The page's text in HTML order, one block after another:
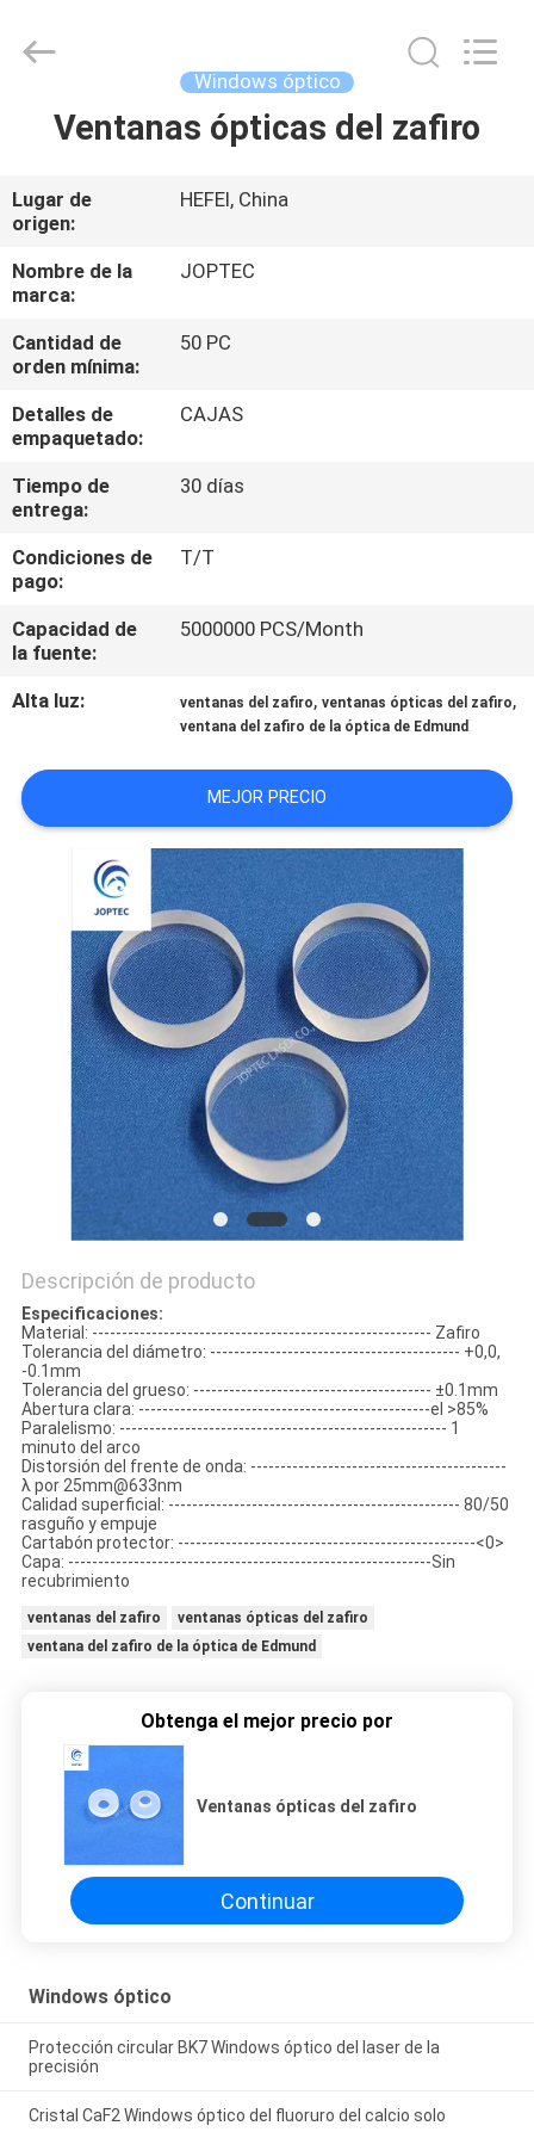
HOGAR
PRODUCTOS
SOBRE
VIAJE
DE
LA
FÁBRICA
CONTROL
DE
EN
CONTACTO
NOTICIAS
MAPA
SITIO
PRIVACY
POLICY
Rights
Windows óptico
Ventanas ópticas del zafiro
Lugar de
origen:
HEFEI, China
Nombre de la
marca:
JOPTEC
Cantidad de
orden mínima:
50 PC
Detalles de
empaquetado:
CAJAS
Tiempo de
entrega:
30 días
Condiciones de
pago:
T/T
Capacidad de
la fuente:
5000000 PCS/Month
Alta luz: ventanas del zafiro,ventanas ópticas del zafiro,
ventana del zafiro de la óptica de Edmund
MEJOR PRECIO
Descripción de producto
Especificaciones:
Material: --------------------------------------------------------- Zafiro
Tolerancia del diámetro: ------------------------------------------ +0,0,
-0.1mm
Tolerancia del grueso: ---------------------------------------- ±0.1mm
Abertura clara: -------------------------------------------------el >85%
Paralelismo: ------------------------------------------------------- 1
minuto del arco
Distorsión del frente de onda: -------------------------------------------
λ por 25mm@633nm
Calidad superficial: ------------------------------------------------- 80/50
rasguño y empuje
Cartabón protector: --------------------------------------------------<0>
Capa: -------------------------------------------------------------Sin
recubrimiento
ventanas del zafiro
ventanas ópticas del zafiro
ventana del zafiro de la óptica de Edmund
Obtenga el mejor precio por
Ventanas ópticas del zafiro
Continuar
Windows óptico
Protección circular BK7 Windows óptico del laser de la
precisión
Cristal CaF2 Windows óptico del fluoruro del calcio solo